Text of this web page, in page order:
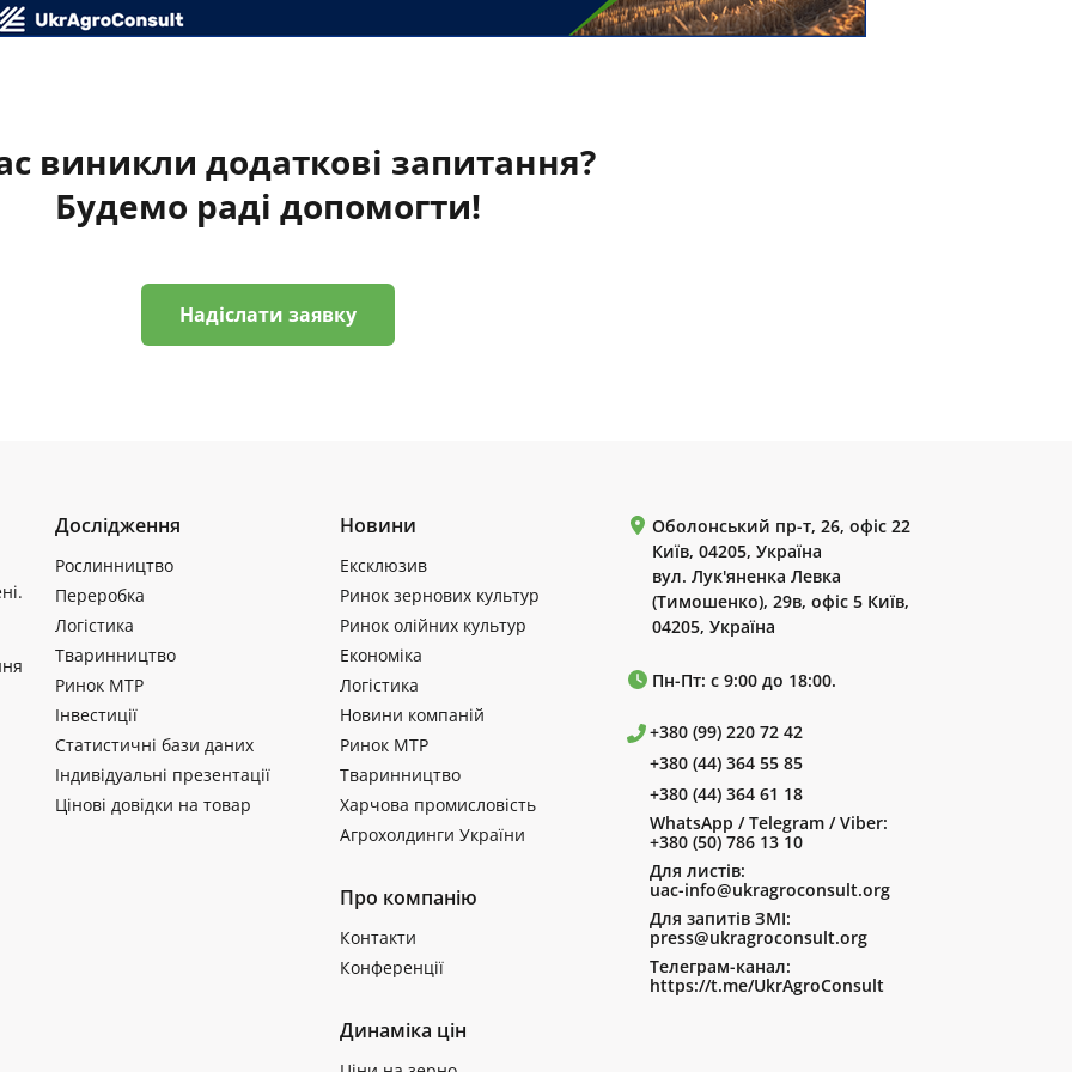
виникли додаткові запитання?
Будемо раді допомогти!
Надіслати заявку
Дослідження
Рослинництво
Переробка
Логістика
Тваринництво
Ринок МТР
Інвестиції
Статистичні бази даних
Індивідуальні презентації
Цінові довідки на товар
Новини
Ексклюзив
Ринок зернових культур
Ринок олійних культур
Економіка
Логістика
Новини компаній
Ринок МТР
Тваринництво
Харчова промисловість
Агрохолдинги України
Про компанію
Контакти
Конференції
Динаміка цін
Оболонський пр-т, 26, офіс 22
Київ, 04205, Україна
вул. Лук'яненка Левка
(Тимошенко), 29в, офіс 5 Київ,
04205, Україна
Пн-Пт: с 9:00 до 18:00.
+380 (99) 220 72 42
+380 (44) 364 55 85
+380 (44) 364 61 18
WhatsApp / Telegram / Viber:
+380 (50) 786 13 10
Для листів:
uac-info@ukragroconsult.org
Для запитів ЗМІ:
press@ukragroconsult.org
Телеграм-канал:
https://t.me/UkrAgroConsult